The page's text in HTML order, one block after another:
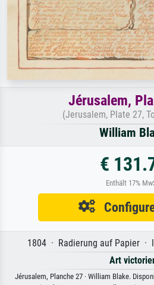
Jérusalem,
(Jerusalem, Plate 27,
William
€
Enthält 17%
1804 · Radierung auf Papier ·
Art
Jérusalem, Planche 27 · William Blake.